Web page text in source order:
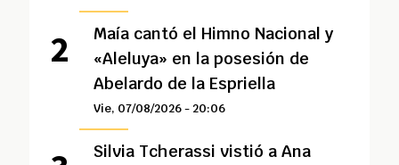
Maía cantó el Himno Nacional y
«Aleluya» en la posesión de
Abelardo de la Espriella
Vie, 07/08/2026 - 20:06
Silvia Tcherassi vistió a Ana